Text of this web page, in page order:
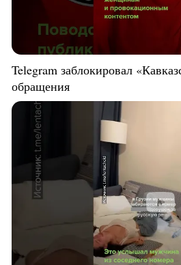
Telegram заблокировал
обращения